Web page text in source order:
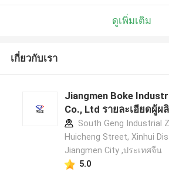
ดูเพิ่มเติม
เกี่ยวกับเรา
Jiangmen Boke
Co., Ltd รายละเอียดผู้ผ
South Geng Industrial
Huicheng Street, Xinhui
Jiangmen City ,ประเทศจีน
5.0